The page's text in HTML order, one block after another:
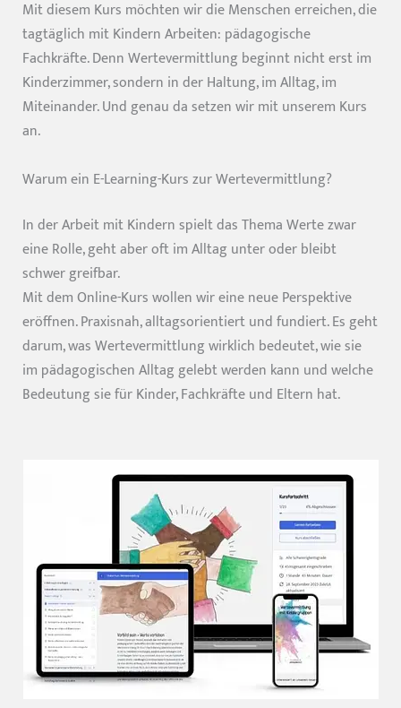
Mit diesem Kurs möchten wir die Menschen erreichen, die
tagtäglich mit Kindern Arbeiten: pädagogische
Fachkräfte. Denn Wertevermittlung beginnt nicht erst im
Kinderzimmer, sondern in der Haltung, im Alltag, im
Miteinander. Und genau da setzen wir mit unserem Kurs
an.
Warum ein E-Learning-Kurs zur Wertevermittlung?
In der Arbeit mit Kindern spielt das Thema Werte zwar
eine Rolle, geht aber oft im Alltag unter oder bleibt
schwer greifbar.
Mit dem Online-Kurs wollen wir eine neue Perspektive
eröffnen. Praxisnah, alltagsorientiert und fundiert. Es geht
darum, was Wertevermittlung wirklich bedeutet, wie sie
im pädagogischen Alltag gelebt werden kann und welche
Bedeutung sie für Kinder, Fachkräfte und Eltern hat.